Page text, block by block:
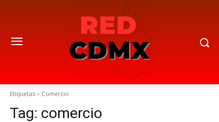
Etiquetas Comercio
Tag: comercio